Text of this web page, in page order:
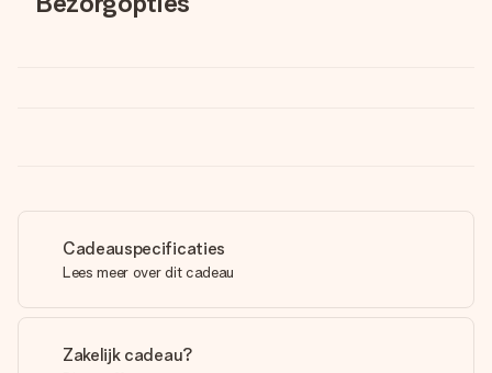
Cadeauspecificaties
Lees meer over dit cadeau
Zakelijk cadeau?